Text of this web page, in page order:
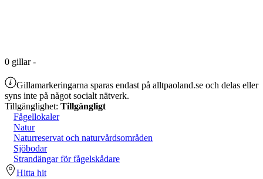
0 gillar-
Gillamarkeringarna sparas endast på alltpaoland.se och delas eller
syns inte på något socialt nätverk.
Tillgänglighet: Tillgängligt
Fågellokaler
Natur
Naturreservat och naturvårdsområden
Sjöbodar
Strandängar för fågelskådare
Hitta hit